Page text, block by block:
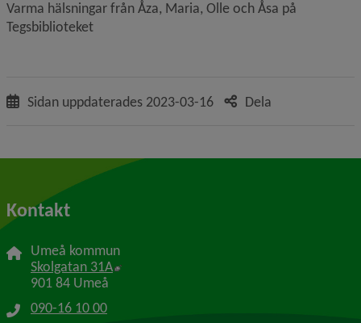
Varma hälsningar från Åza, Maria, Olle och Åsa på
Tegsbiblioteket
Sidan uppdaterades 2023-03-16 Dela
Kontakt
Umeå kommun
Skolgatan 31A Länk till annan webbplats, öppnas i nytt
901 84 Umeå
090-16 10 00